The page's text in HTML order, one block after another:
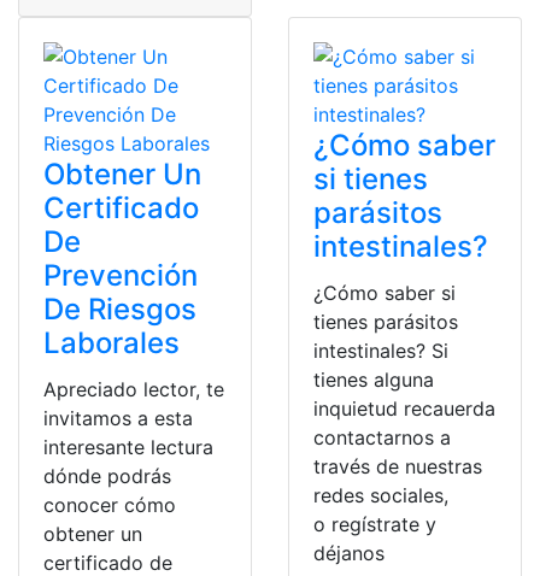
Obtener Un
Certificado
De
Prevención
De Riesgos
Laborales
Apreciado lector, te
invitamos a esta
interesante lectura
dónde podrás
conocer cómo
obtener un
certificado de
¿Cómo saber
si tienes
parásitos
intestinales?
¿Cómo saber si
tienes parásitos
intestinales? Si
tienes alguna
inquietud recauerda
contactarnos a
través de nuestras
redes sociales,
o regístrate y
déjanos